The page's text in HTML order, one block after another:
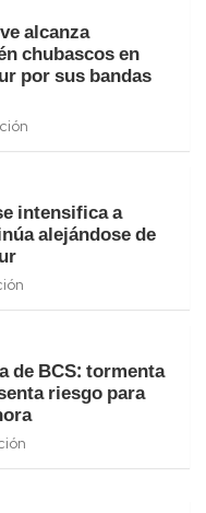
alcanza
chubascos en
por sus bandas
intensifica a
alejándose de
de BCS: tormenta
riesgo para